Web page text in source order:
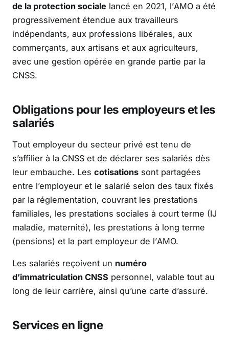
de la protection sociale lancé en 2021, l’AMO a été
progressivement étendue aux travailleurs
indépendants, aux professions libérales, aux
commerçants, aux artisans et aux agriculteurs,
avec une gestion opérée en grande partie par la
CNSS.
Obligations pour les employeurs et les
salariés
Tout employeur du secteur privé est tenu de
s’affilier à la CNSS et de déclarer ses salariés dès
leur embauche. Les cotisations sont partagées
entre l’employeur et le salarié selon des taux fixés
par la réglementation, couvrant les prestations
familiales, les prestations sociales à court terme (IJ
maladie, maternité), les prestations à long terme
(pensions) et la part employeur de l’AMO.
Les salariés reçoivent un numéro
d’immatriculation CNSS personnel, valable tout au
long de leur carrière, ainsi qu’une carte d’assuré.
Services en ligne